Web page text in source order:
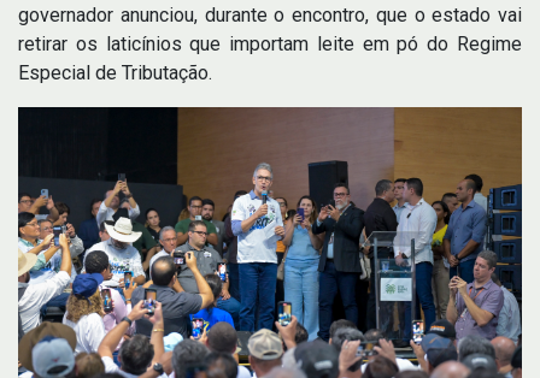
governador anunciou, durante o encontro, que o estado vai
retirar os laticínios que importam leite em pó do Regime
Especial de Tributação.